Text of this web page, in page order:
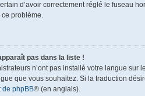
d’avoir correctement réglé le fuseau
problème.
pas dans la liste !
n’ont pas installé votre langue sur
que vous souhaitez. Si la traduction
de phpBB® (en anglais).